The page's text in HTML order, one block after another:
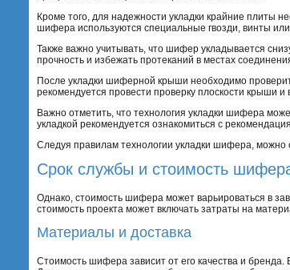
Кроме того, для надежности укладки крайние плиты
шифера используются специальные гвозди, винты или
Также важно учитывать, что шифер укладывается
прочность и избежать протеканий в местах
После укладки шиферной крыши необходимо
рекомендуется провести проверку плоскости крыши
Важно отметить, что технология укладки шифера
укладкой рекомендуется ознакомиться с
Следуя правилам технологии укладки шифера, можно
Срок службы и стоимость
Однако, стоимость шифера может варьироваться в
стоимость проекта может включать затраты на
Материалы и доставка
Стоимость шифера зависит от его качества и